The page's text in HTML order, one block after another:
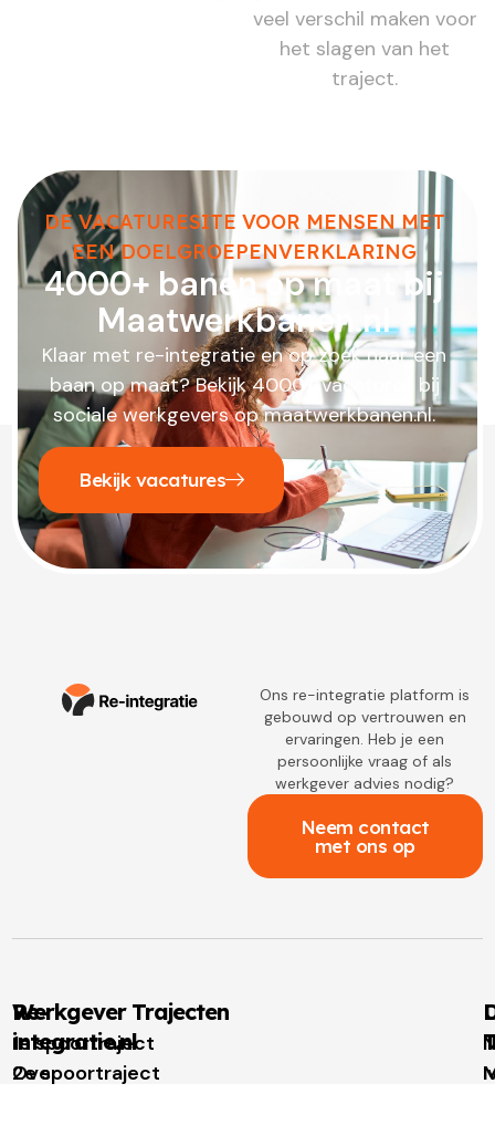
veel verschil maken voor
het slagen van het
traject.
DE VACATURESITE VOOR MENSEN MET
EEN DOELGROEPENVERKLARING
4000+ banen op maat bij
Maatwerkbanen.nl
Klaar met re-integratie en op zoek naar een
baan op maat? Bekijk 4000+ vacatures bij
sociale werkgevers op maatwerkbanen.nl.
Bekijk vacatures
Ons re-integratie platform is
gebouwd op vertrouwen en
ervaringen. Heb je een
persoonlijke vraag of als
werkgever advies nodig?
Neem contact
met ons op
Re-
integratie.nl
Over
Werkgever Trajecten
1e spoortraject
2e spoortraject